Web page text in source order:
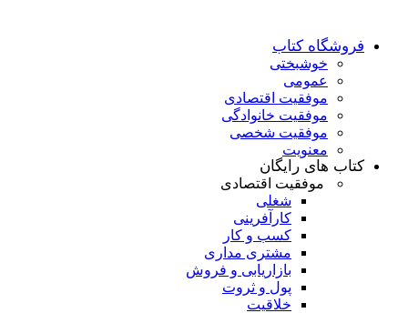
فروشگاه کتاب
خوشبختی
عمومی
موفقیت اقتصادی
موفقیت خانوادگی
موفقیت شخصی
معنویت
کتاب های رایگان
موفقیت اقتصادی
شغلی
کارآفرینی
کسب و کار
مشتری مداری
بازاریابی و فروش
پول و ثروت
خلاقیت